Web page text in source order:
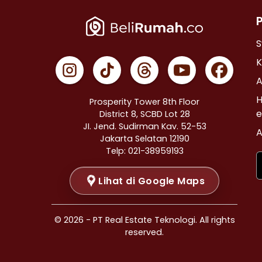
Properti Dijual di Johar Baru >
Properti Dijual di Menteng >
Properti Dijual di Tanah Abang >
Properti Dijual di Kramat >
Properti Dijual di Bendungan Hilir >
Properti Dijual di Jakarta Selatan >
Properti Dijual di Cilandak >
Properti Dijual di Gandaria Selatan >
Properti Dijual di Cipete Selatan >
Properti Dijual di Lenteng Agung >
Properti Dijual di Pondok Pinang >
Properti Dijual di Kebayoran Baru >
Properti Dijual di Mampang Prapatan >
Prosperity Tower 8th Floor
District 8, SCBD Lot 28
JI. Jend. Sudirman Kav. 52-53
Jakarta Selatan 12190
Telp: 021-38959193
Lihat di Google Maps
© 2026 - PT Real Estate Teknologi. All rights
reserved.